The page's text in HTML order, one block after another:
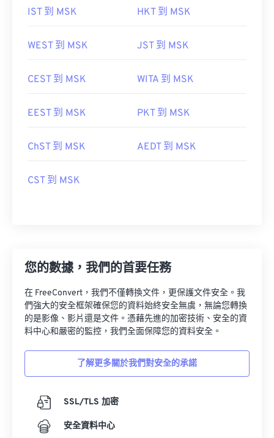
IST 到 MSK HKT 到 MSK
WEST 到 MSK JST 到 MSK
CEST 到 MSK WITA 到 MSK
EEST 到 MSK PKT 到 MSK
ChST 到 MSK AEDT 到 MSK
CST 到 MSK
您的數據，我們的首要任務
在 FreeConvert，我們不僅轉換文件，更保護文件安全。我
們強大的安全框架確保您的資料始終安全無虞，無論您轉換
的是影像、影片還是文件。憑藉先進的加密技術、安全的資
料中心和嚴密的監控，我們全面保障您的資料安全。
了解更多關於我們對安全的承諾
SSL/TLS 加密
安全資料中心